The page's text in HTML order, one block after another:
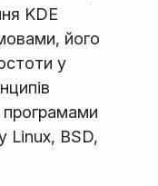
KDE
його
у
програмами
Linux, BSD,